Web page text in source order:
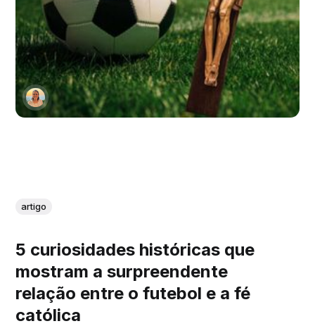
artigo
5 curiosidades históricas que
mostram a surpreendente
relação entre o futebol e a fé
católica